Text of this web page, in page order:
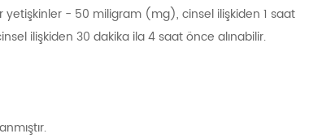
- 50 miligram (mg), cinsel ilişkiden 1 saat
ilişkiden 30 dakika ila 4 saat önce alınabilir.